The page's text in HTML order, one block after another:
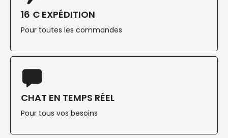
16 € EXPÉDITION
Pour toutes les commandes
CHAT EN TEMPS RÉEL
Pour tous vos besoins